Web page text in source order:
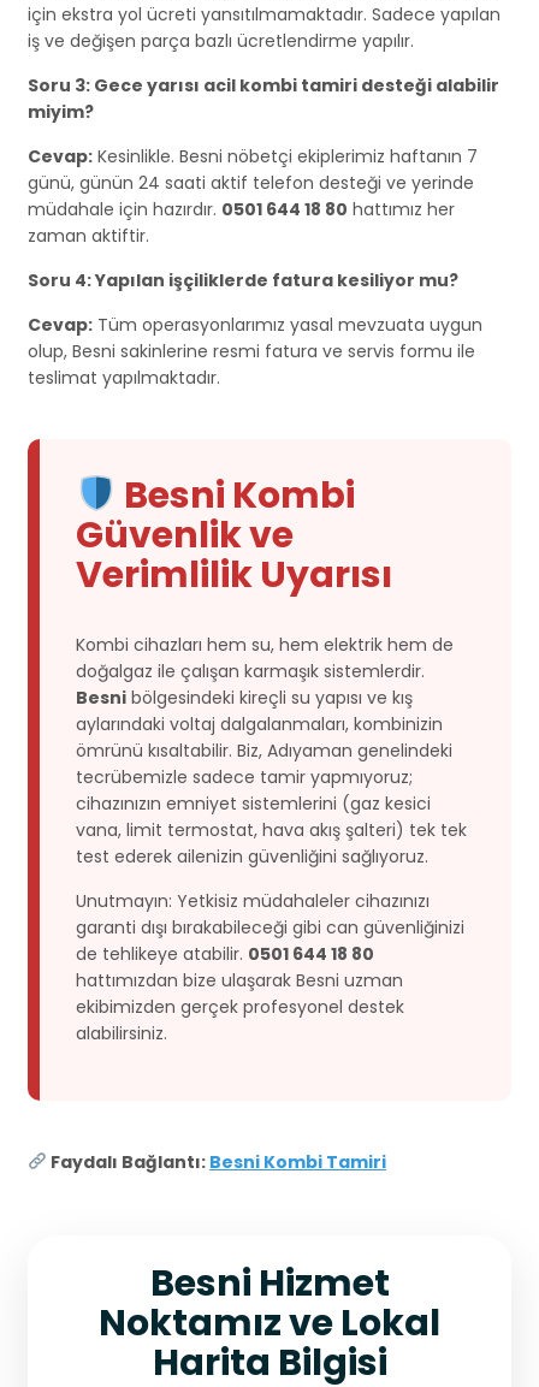
için ekstra yol ücreti yansıtılmamaktadır. Sadece yapılan
iş ve değişen parça bazlı ücretlendirme yapılır.
Soru 3: Gece yarısı acil kombi tamiri desteği alabilir
miyim?
Cevap: Kesinlikle. Besni nöbetçi ekiplerimiz haftanın 7
günü, günün 24 saati aktif telefon desteği ve yerinde
müdahale için hazırdır. 0501 644 18 80 hattımız her
zaman aktiftir.
Soru 4: Yapılan işçiliklerde fatura kesiliyor mu?
Cevap: Tüm operasyonlarımız yasal mevzuata uygun
olup, Besni sakinlerine resmi fatura ve servis formu ile
teslimat yapılmaktadır.
Besni Kombi
Güvenlik ve
Verimlilik Uyarısı
Kombi cihazları hem su, hem elektrik hem de
doğalgaz ile çalışan karmaşık sistemlerdir.
Besni bölgesindeki kireçli su yapısı ve kış
aylarındaki voltaj dalgalanmaları, kombinizin
ömrünü kısaltabilir. Biz, Adıyaman genelindeki
tecrübemizle sadece tamir yapmıyoruz;
cihazınızın emniyet sistemlerini (gaz kesici
vana, limit termostat, hava akış şalteri) tek tek
test ederek ailenizin güvenliğini sağlıyoruz.
Unutmayın: Yetkisiz müdahaleler cihazınızı
garanti dışı bırakabileceği gibi can güvenliğinizi
de tehlikeye atabilir. 0501 644 18 80
hattımızdan bize ulaşarak Besni uzman
ekibimizden gerçek profesyonel destek
alabilirsiniz.
Faydalı Bağlantı: Besni Kombi Tamiri
Besni Hizmet
Noktamız ve Lokal
Harita Bilgisi